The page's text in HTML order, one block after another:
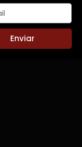
Enviar